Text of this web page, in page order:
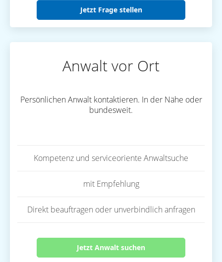
Jetzt Frage stellen
Anwalt vor Ort
Persönlichen Anwalt kontaktieren. In der Nähe oder
bundesweit.
Kompetenz und serviceoriente Anwaltsuche
mit Empfehlung
Direkt beauftragen oder unverbindlich anfragen
Jetzt Anwalt suchen